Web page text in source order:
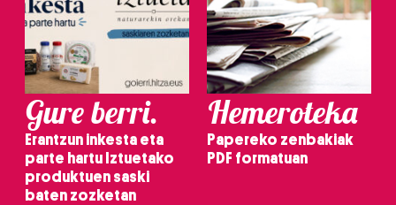
Gure berri.
Erantzun inkesta eta
parte hartu Iztuetako
produktuen saski
baten zozketan
Hemeroteka
Papereko zenbakiak
PDF formatuan